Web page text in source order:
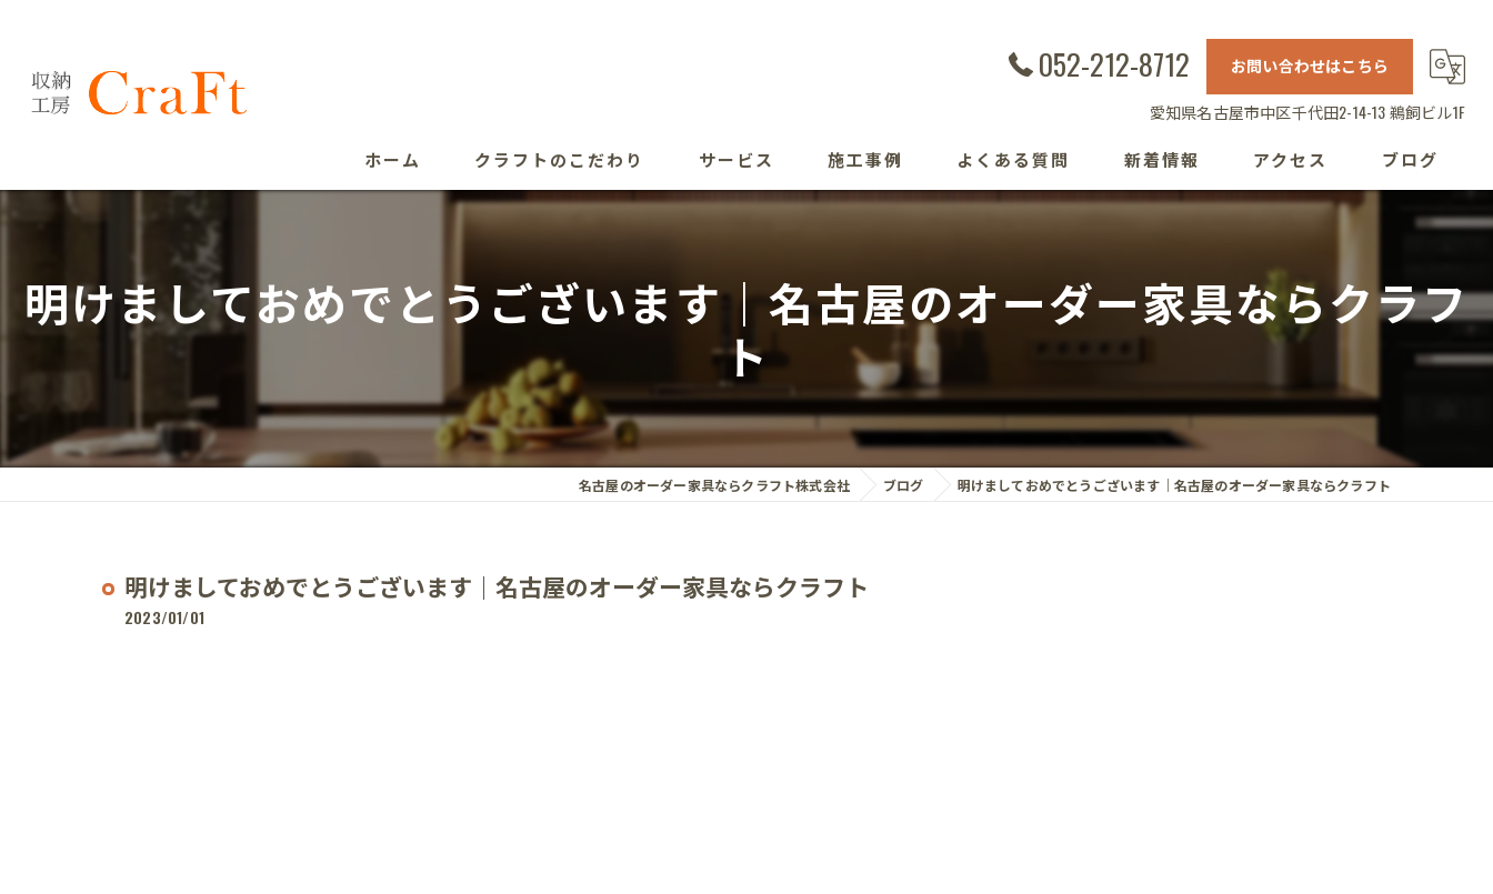
052-212-8712
お問い合わせはこちら
愛知県名古屋市中区千代田2-14-13 鵜飼ビル1F
ホーム クラフトのこだわり サービス 施工事例 よくある質問 新着情報 アクセス ブログ
明けましておめでとうございます｜名古屋のオーダー家具ならクラフ
ト
名古屋のオーダー家具ならクラフト株式会社 ブログ 明けましておめでとうございます｜名古屋のオーダー家具ならクラフト
明けましておめでとうございます｜名古屋のオーダー家具ならクラフト
2023/01/01